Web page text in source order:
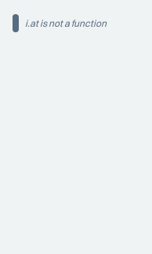
i.at is not a function